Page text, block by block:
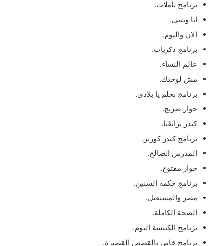
برنامج تأملات.
انا وبيتي.
الان واليوم.
برنامج ذكريات.
عالم النساء.
مش لوحدك.
برنامج بحلم يا بلادي.
حوار صريح.
كيدز ترايڤيا.
برنامج كيدز كورنر.
المدرس الصالح.
حوار مفتوح.
برنامج حكمة السنين.
مصر والمستقبل.
الصحة الكاملة.
برنامج الكنيسة اليوم.
برنامج خاص بالقصص القصيرة.